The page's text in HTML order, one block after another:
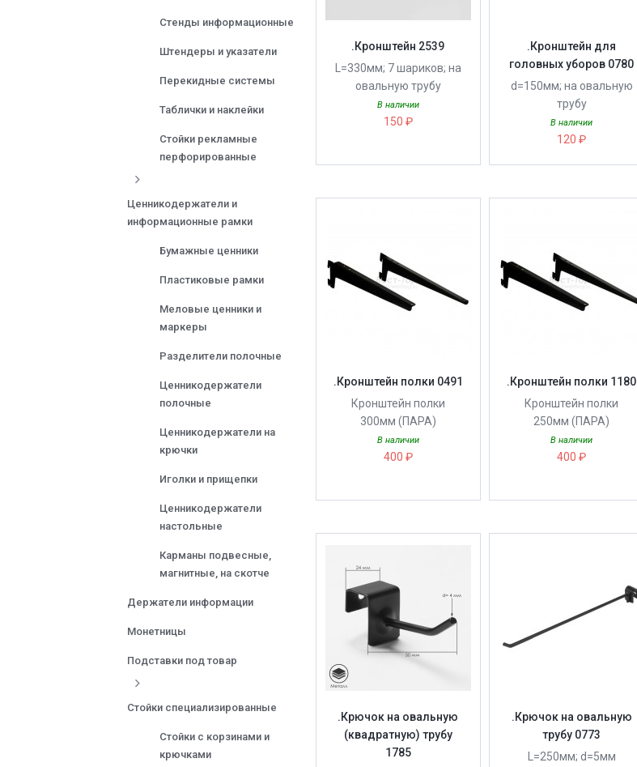
.Кронштейн 2539
L=330мм; 7 шариков; на
овальную трубу
В наличии
150 ₽
.Кронштейн для
головных уборов 0780
d=150мм; на овальную
трубу
В наличии
120 ₽
.Кронштейн полки 0491
Кронштейн полки
300мм (ПАРА)
В наличии
400 ₽
.Кронштейн полки 1180
Кронштейн полки
250мм (ПАРА)
В наличии
400 ₽
.Крючок на овальную
(квадратную) трубу
1785
.Крючок на овальную
трубу 0773
L=250мм; d=5мм
Стенды информационные
Штендеры и указатели
Перекидные системы
Таблички и наклейки
Стойки рекламные
перфорированные
Ценникодержатели и
информационные рамки
Бумажные ценники
Пластиковые рамки
Меловые ценники и
маркеры
Разделители полочные
Ценникодержатели
полочные
Ценникодержатели на
крючки
Иголки и прищепки
Ценникодержатели
настольные
Карманы подвесные,
магнитные, на скотче
Держатели информации
Монетницы
Подставки под товар
Стойки специализированные
Стойки с корзинами и
крючками